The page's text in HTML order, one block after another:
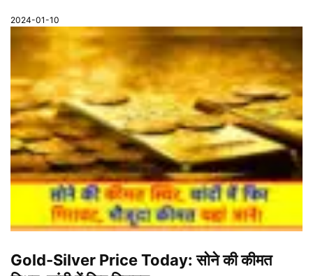
2024-01-10
Gold-Silver Price Today: सोने की कीमत